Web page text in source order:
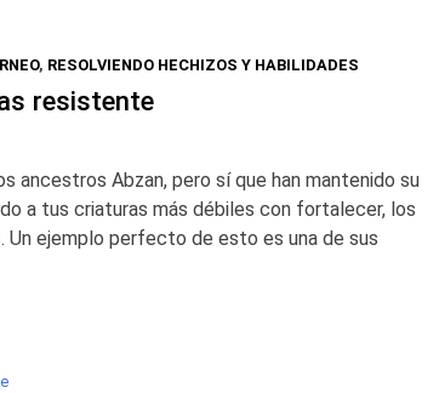
, RESOLVIENDO HECHIZOS Y HABILIDADES
resistente
ancestros Abzan, pero sí que han mantenido su
a tus criaturas más débiles con fortalecer, los
Un ejemplo perfecto de esto es una de sus